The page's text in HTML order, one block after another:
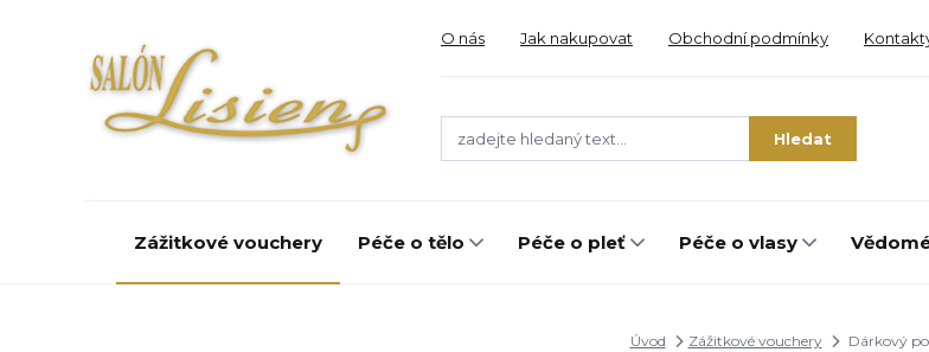
O nás Jak nakupovat Obchodní podmínky
Hledat
Zážitkové vouchery Péče o tělo Péče o pleť Péče o vlasy
Úvod Zážitkové vouchery Dárkový